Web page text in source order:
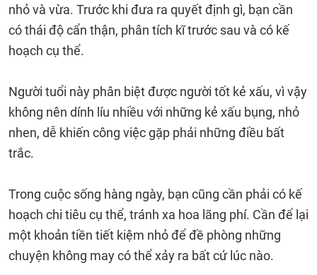
nhỏ và vừa. Trước khi đưa ra quyết định gì, bạn cần
có thái độ cẩn thận, phân tích kĩ trước sau và có kế
hoạch cụ thể.
Người tuổi này phân biệt được người tốt kẻ xấu, vì vậy
không nên dính líu nhiều với những kẻ xấu bụng, nhỏ
nhen, dễ khiến công việc gặp phải những điều bất
trắc.
Trong cuộc sống hàng ngày, bạn cũng cần phải có kế
hoạch chi tiêu cụ thể, tránh xa hoa lãng phí. Cần để lại
một khoản tiền tiết kiệm nhỏ để đề phòng những
chuyện không may có thể xảy ra bất cứ lúc nào.